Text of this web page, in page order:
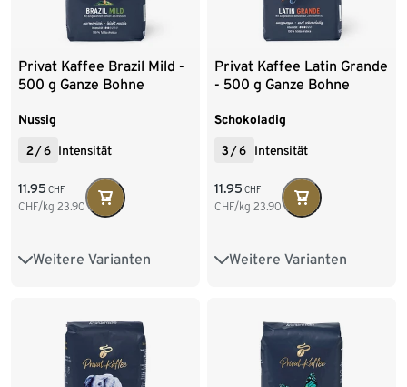
Privat Kaffee Brazil Mild -
500 g Ganze Bohne
Nussig
2/6 Intensität
11.95 CHF
CHF/kg 23.90
Weitere Varianten
500 g Ganze Bohne
2 x 250 g Gemahlen
9 x 500 g Gemahlen
Privat Kaffee Latin Grande
- 500 g Ganze Bohne
Schokoladig
3 /6 Intensität
11.95 CHF
CHF/kg 23.90
Weitere Varianten
500 g Ganze Bohne
500 g Gemahlen
9 x 500 g Gemahlen